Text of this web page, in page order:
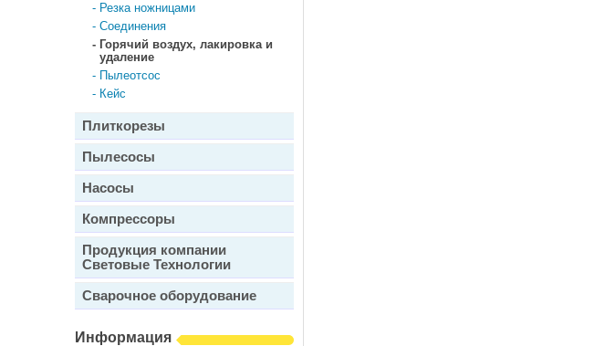
- Резка ножницами
- Соединения
- Горячий воздух, лакировка и
удаление
- Пылеотсос
- Кейс
Плиткорезы
Пылесосы
Насосы
Компрессоры
Продукция компании
Световые Технологии
Сварочное оборудование
Информация